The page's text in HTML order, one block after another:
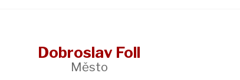
Dobroslav Foll
Město